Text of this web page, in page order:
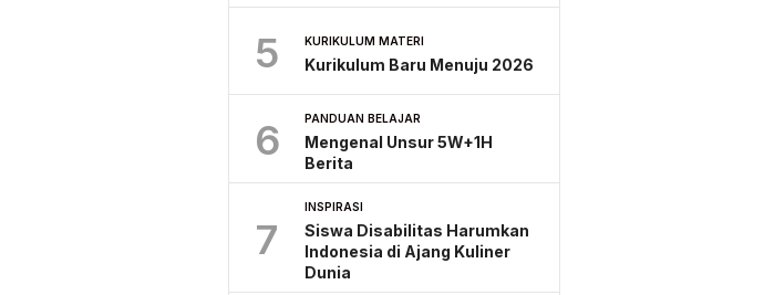
5 KURIKULUM MATERI
Kurikulum Baru Menuju 2026
6 PANDUAN BELAJAR
Mengenal Unsur 5W+1H
Berita
7
INSPIRASI
Siswa Disabilitas Harumkan
Indonesia di Ajang Kuliner
Dunia